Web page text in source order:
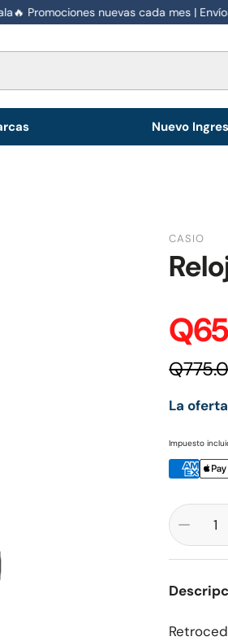
Promociones nuevas cada mes | Envíos
Nuevo
CASIO
La
Impuesto